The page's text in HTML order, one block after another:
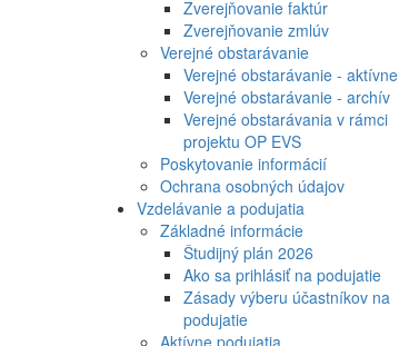
Zverejňovanie faktúr
Zverejňovanie zmlúv
Verejné obstarávanie
Verejné obstarávanie - aktívne
Verejné obstarávanie - archív
Verejné obstarávania v rámci
projektu OP EVS
Poskytovanie informácií
Ochrana osobných údajov
Vzdelávanie a podujatia
Základné informácie
Študijný plán 2026
Ako sa prihlásiť na podujatie
Zásady výberu účastníkov na
podujatie
Aktívne podujatia